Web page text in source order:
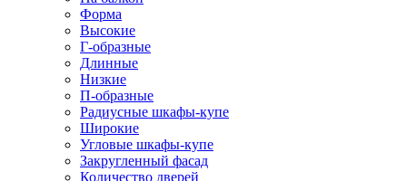
Форма
Высокие
Г-образные
Длинные
Низкие
П-образные
Радиусные шкафы-купе
Широкие
Угловые шкафы-купе
Закругленный фасад
Количество дверей